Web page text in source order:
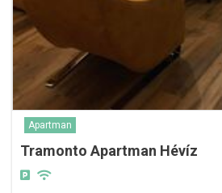
Apartman
Tramonto Apartman Hévíz